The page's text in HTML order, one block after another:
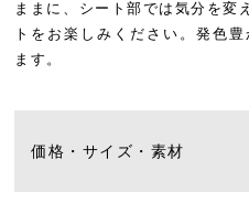
ままに、シート部では気分を変
トをお楽しみください。発色
ます。
価格・サイズ・素材